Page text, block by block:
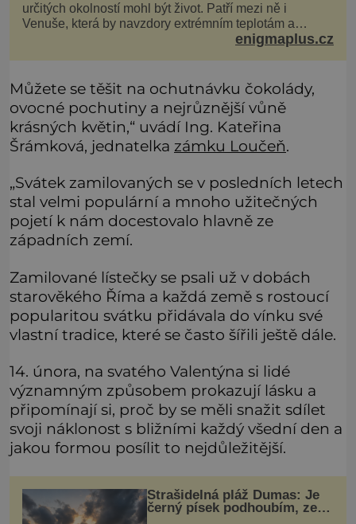
určitých okolností mohl být život. Patří mezi ně i
Venuše, která by navzdory extrémním teplotám a
smrtícímu složení atmosféry teoreticky mohla ukrývat
enigmaplus.cz
Můžete se těšit na ochutnávku čokolády,
ovocné pochutiny a nejrůznější vůně
krásných květin,“ uvádí Ing. Kateřina
Šrámková, jednatelka zámku Loučeň.
„Svátek zamilovaných se v posledních letech
stal velmi populární a mnoho užitečných
pojetí k nám docestovalo hlavně ze
západních zemí.
Zamilované lístečky se psali už v dobách
starověkého Říma a každá země s rostoucí
popularitou svátku přidávala do vínku své
vlastní tradice, které se často šířili ještě dále.
14. února, na svatého Valentýna si lidé
významným způsobem prokazují lásku a
připomínají si, proč by se měli snažit sdílet
svoji náklonost s bližními každý všední den a
jakou formou posílit to nejdůležitější.
Strašidelná pláž Dumas: Je
černý písek podhoubím, ze